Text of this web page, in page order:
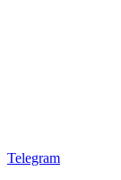
Telegram